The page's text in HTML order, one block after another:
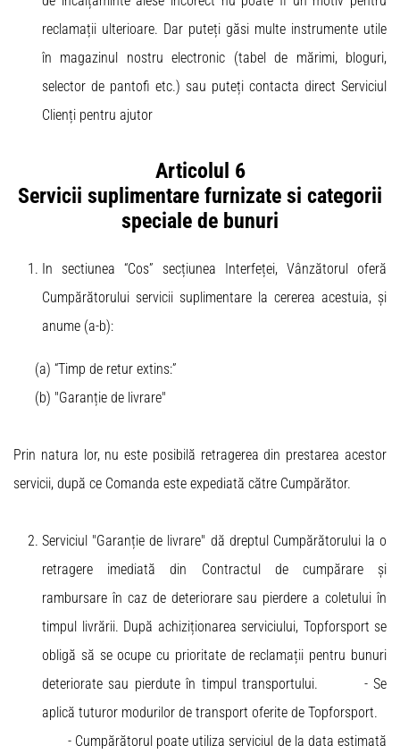
reclamații ulterioare. Dar puteți găsi multe instrumente utile
în magazinul nostru electronic (tabel de mărimi, bloguri,
selector de pantofi etc.) sau puteți contacta direct Serviciul
Clienți pentru ajutor
Articolul 6
Servicii suplimentare furnizate si categorii
speciale de bunuri
In sectiunea “Cos” secțiunea Interfeței, Vânzătorul oferă
Cumpărătorului servicii suplimentare la cererea acestuia, și
anume (a-b):
(a) “Timp de retur extins:”
(b) "Garanție de livrare"
Prin natura lor, nu este posibilă retragerea din prestarea acestor
servicii, după ce Comanda este expediată către Cumpărător.
Serviciul "Garanție de livrare" dă dreptul Cumpărătorului la o
retragere imediată din Contractul de cumpărare și
rambursare în caz de deteriorare sau pierdere a coletului în
timpul livrării. După achiziționarea serviciului, Topforsport se
obligă să se ocupe cu prioritate de reclamații pentru bunuri
deteriorate sau pierdute în timpul transportului. - Se
aplică tuturor modurilor de transport oferite de Topforsport.
- Cumpărătorul poate utiliza serviciul de la data estimată